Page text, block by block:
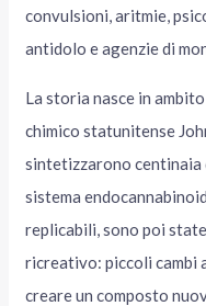
convulsioni, aritmie,
antidolo e agenzie di
La storia nasce in
chimico statunitense
sintetizzarono centinaia
sistema
replicabili, sono poi
ricreativo: piccoli cambi
creare un composto